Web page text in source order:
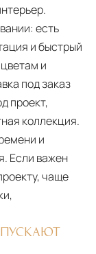
есть
и быстрый
и
под заказ
проект,
коллекция.
и
Если важен
чаще